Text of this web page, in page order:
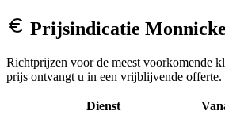
Prijsindicatie
Richtprijzen voor de meest voorkomende
prijs ontvangt u in een vrijblijvende offerte.
Dienst